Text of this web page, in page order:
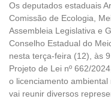
Os deputados estaduais
Comissão de Ecologia,
Assembleia Legislativa e
Conselho Estadual do
nesta terça-feira (12), às
Projeto de Lei nº 662/
o licenciamento
vai reunir diversos